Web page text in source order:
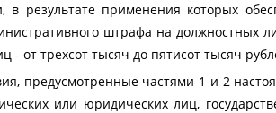
в результате применения которых
штрафа на должностных
- от трехсот тысяч до пятисот тысяч
предусмотренные частями 1 и 2
или юридических лиц,